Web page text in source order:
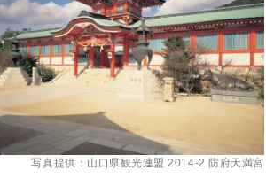
写真提供：山口県観光連盟 2014-2 防府天満宮